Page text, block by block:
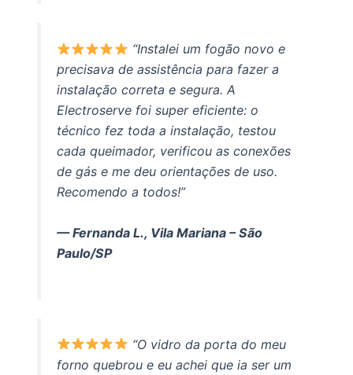
“Instalei um fogão novo e
precisava de assistência para fazer a
instalação correta e segura. A
Electroserve foi super eficiente: o
técnico fez toda a instalação, testou
cada queimador, verificou as conexões
de gás e me deu orientações de uso.
Recomendo a todos!”
— Fernanda L., Vila Mariana – São
Paulo/SP
“O vidro da porta do meu
forno quebrou e eu achei que ia ser um